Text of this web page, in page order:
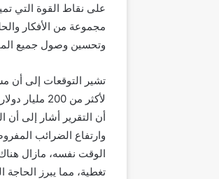
على نقاط القوة التي
مجموعة من الأفكار
وتحسين وصول جميع
تشير التوقعات إلى أن
أن التقرير أشار إلى أن
وارتفاع الضرائب
تغطية، مما يبرز الحاجة